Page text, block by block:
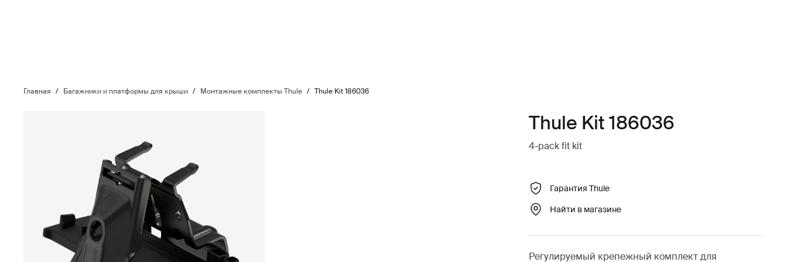
Главная / Багажники и платформы для крыши / Монтажные комплекты Thule / Thule Kit 186036
Thule Kit 186036
4-pack fit kit
Гарантия Thule
Найти в магазине
Регулируемый крепежный комплект для